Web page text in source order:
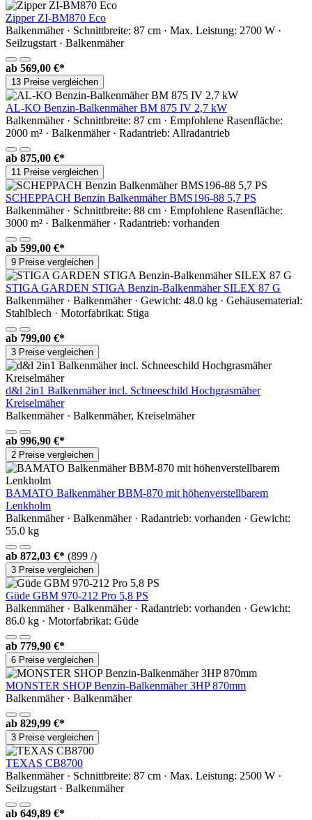
Zipper ZI-BM870 Eco
Balkenmäher · Schnittbreite: 87 cm · Max. Leistung: 2700 W ·
Seilzugstart · Balkenmäher
ab 569,00 €*
13 Preise vergleichen
AL-KO Benzin-Balkenmäher BM 875 IV 2,7 kW
Balkenmäher · Schnittbreite: 87 cm · Empfohlene Rasenfläche:
2000 m² · Balkenmäher · Radantrieb: Allradantrieb
ab 875,00 €*
11 Preise vergleichen
SCHEPPACH Benzin Balkenmäher BMS196-88 5,7 PS
Balkenmäher · Schnittbreite: 88 cm · Empfohlene Rasenfläche:
3000 m² · Balkenmäher · Radantrieb: vorhanden
ab 599,00 €*
9 Preise vergleichen
STIGA GARDEN STIGA Benzin-Balkenmäher SILEX 87 G
Balkenmäher · Balkenmäher · Gewicht: 48.0 kg · Gehäusematerial:
Stahlblech · Motorfabrikat: Stiga
ab 799,00 €*
3 Preise vergleichen
d&l 2in1 Balkenmäher incl. Schneeschild Hochgrasmäher
Kreiselmäher
Balkenmäher · Balkenmäher, Kreiselmäher
ab 996,90 €*
2 Preise vergleichen
BAMATO Balkenmäher BBM-870 mit höhenverstellbarem
Lenkholm
Balkenmäher · Balkenmäher · Radantrieb: vorhanden · Gewicht:
55.0 kg
ab 872,03 €* (899 /)
3 Preise vergleichen
Güde GBM 970-212 Pro 5,8 PS
Balkenmäher · Balkenmäher · Radantrieb: vorhanden · Gewicht:
86.0 kg · Motorfabrikat: Güde
ab 779,90 €*
6 Preise vergleichen
MONSTER SHOP Benzin-Balkenmäher 3HP 870mm
Balkenmäher · Balkenmäher
ab 829,99 €*
3 Preise vergleichen
TEXAS CB8700
Balkenmäher · Schnittbreite: 87 cm · Max. Leistung: 2500 W ·
Seilzugstart · Balkenmäher
ab 649,89 €*